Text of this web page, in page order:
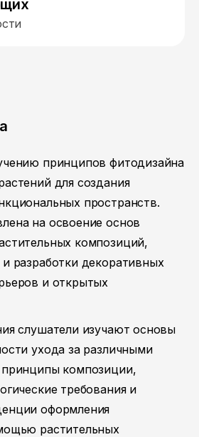
принципов фитодизайна
для создания
пространств.
на освоение основ
композиций,
разработки декоративных
и открытых
слушатели изучают основы
ухода за различными
композиции,
требования и
оформления
растительных